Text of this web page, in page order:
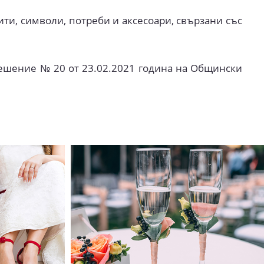
символи, потреби и аксесоари, свързани със
№ 20 от 23.02.2021 година на Общински